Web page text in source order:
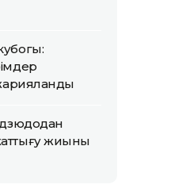
жарияланды
дзюдодан
жиыны